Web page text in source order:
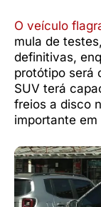
O veículo
mula de
definitivas,
protótipo será
SUV terá
freios a disco
importante